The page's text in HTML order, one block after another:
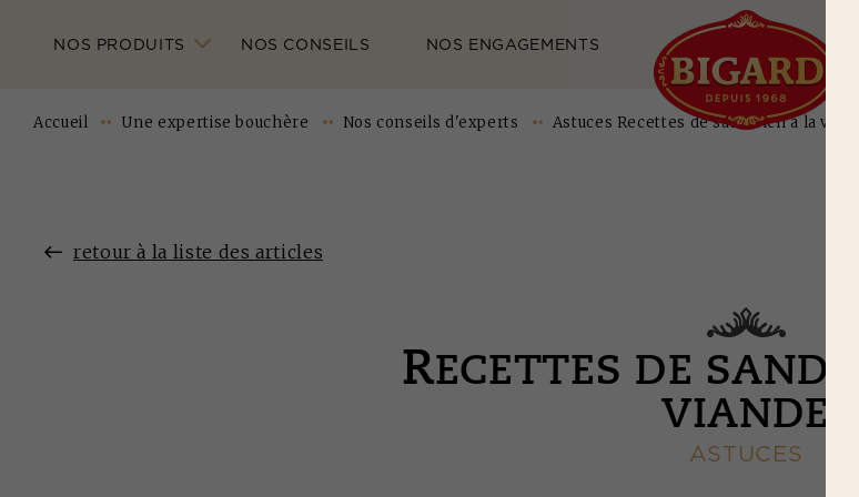
NOS PRODUITS NOS CONSEILS NOS ENGAGEMENTS
Accueil Une expertise bouchère Nos conseils d'experts Astuces Recettes de sandwich à la
retour à la liste des articles
RECETTES DE
VIANDE
ASTUCES